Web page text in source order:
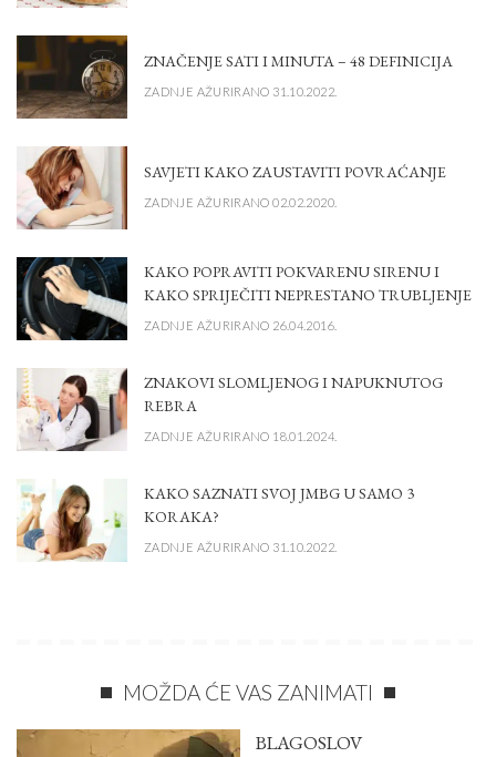
ZNAČENJE SATI I MINUTA – 48 DEFINICIJA
ZADNJE AŽURIRANO 31.10.2022.
SAVJETI KAKO ZAUSTAVITI POVRAĆANJE
ZADNJE AŽURIRANO 02.02.2020.
KAKO POPRAVITI POKVARENU SIRENU I
KAKO SPRIJEČITI NEPRESTANO TRUBLJENJE
ZADNJE AŽURIRANO 26.04.2016.
ZNAKOVI SLOMLJENOG I NAPUKNUTOG
REBRA
ZADNJE AŽURIRANO 18.01.2024.
KAKO SAZNATI SVOJ JMBG U SAMO 3
KORAKA?
ZADNJE AŽURIRANO 31.10.2022.
MOŽDA ĆE VAS ZANIMATI
BLAGOSLOV